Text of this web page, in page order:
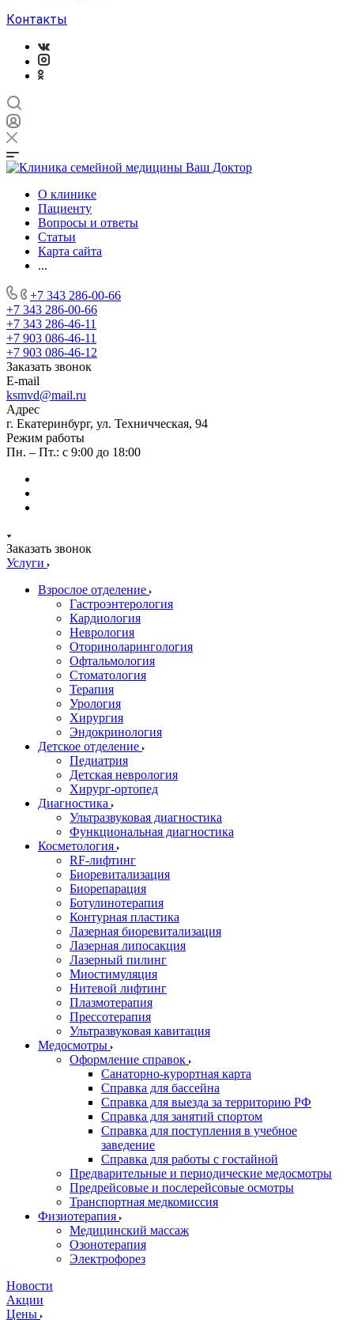
Контакты
О клинике
Пациенту
Вопросы и ответы
Статьи
Карта сайта
...
+7 343 286-00-66
+7 343 286-00-66
+7 343 286-46-11
+7 903 086-46-11
+7 903 086-46-12
Заказать звонок
E-mail
ksmvd@mail.ru
Адрес
г. Екатеринбург, ул. Техничческая, 94
Режим работы
Пн. – Пт.: с 9:00 до 18:00
Заказать звонок
Услуги
Взрослое отделение
Гастроэнтерология
Кардиология
Неврология
Оториноларингология
Офтальмология
Стоматология
Терапия
Урология
Хирургия
Эндокринология
Детское отделение
Педиатрия
Детская неврология
Хирург-ортопед
Диагностика
Ультразвуковая диагностика
Функциональная диагностика
Косметология
RF-лифтинг
Биоревитализация
Биорепарация
Ботулинотерапия
Контурная пластика
Лазерная биоревитализация
Лазерная липосакция
Лазерный пилинг
Миостимуляция
Нитевой лифтинг
Плазмотерапия
Прессотерапия
Ультразвуковая кавитация
Медосмотры
Оформление справок
Санаторно-курортная карта
Справка для бассейна
Справка для выезда за территорию РФ
Справка для занятий спортом
Справка для поступления в учебное
заведение
Справка для работы с гостайной
Предварительные и периодические медосмотры
Предрейсовые и послерейсовые осмотры
Транспортная медкомиссия
Физиотерапия
Медицинский массаж
Озонотерапия
Электрофорез
Новости
Акции
Цены